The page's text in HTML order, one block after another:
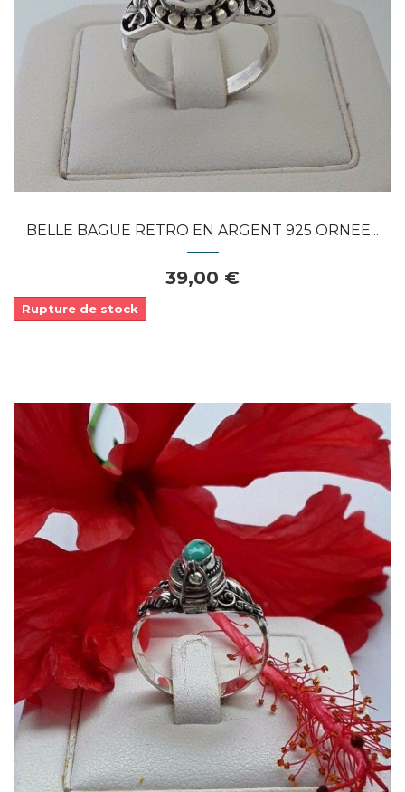
Dans mon panier
APERÇU RAPIDE
BELLE BAGUE RETRO EN ARGENT 925 ORNEE...
39,00 €
Rupture de stock
Dans mon panier
APERÇU RAPIDE